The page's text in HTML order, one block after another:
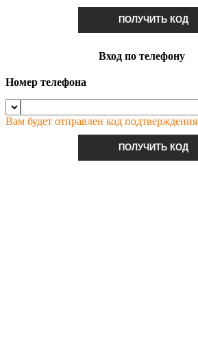
ПОЛУЧИТЬ КОД
Вход по телефону
Номер телефона
Вам будет отправлен код подтверждения
ПОЛУЧИТЬ КОД